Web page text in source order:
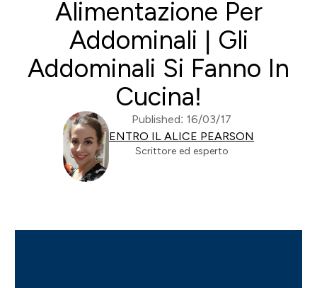
Alimentazione Per
Addominali | Gli
Addominali Si Fanno In
Cucina!
Published: 16/03/17
ENTRO IL ALICE PEARSON
Scrittore ed esperto